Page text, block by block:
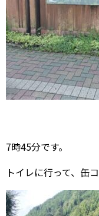
7時45分です。
トイレに行って、缶